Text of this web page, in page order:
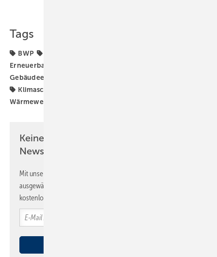
Tags
BWP
Erneuerbare Energien
Gebäudeenergiegesetz
Klimaschutz
Wärmewende
Keine Zeit? Kein Problem mit dem SBZ
Newsletter!
Mit unserem Newsletter erhalten Sie regelmäßig von uns
ausgewählte Informationen und Neuigkeiten, gebündelt und
kostenlos direkt ins Postfach.